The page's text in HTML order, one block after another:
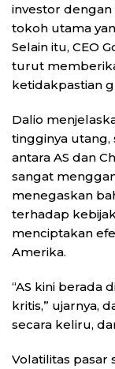
investor dengan
tokoh utama
Selain itu, CEO
turut
ketidakpastian
Dalio
tingginya
antara AS dan
sangat
menegaskan
terhadap
menciptakan
Amerika.
“AS kini berada
kritis,” ujarnya,
secara keliru,
Volatilitas pasar